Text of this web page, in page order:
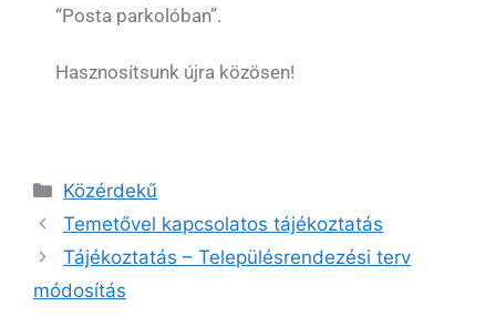
“Posta parkolóban”.
Hasznosítsunk újra közösen!
Közérdekű
Temetővel kapcsolatos tájékoztatás
Tájékoztatás – Településrendezési terv
módosítás